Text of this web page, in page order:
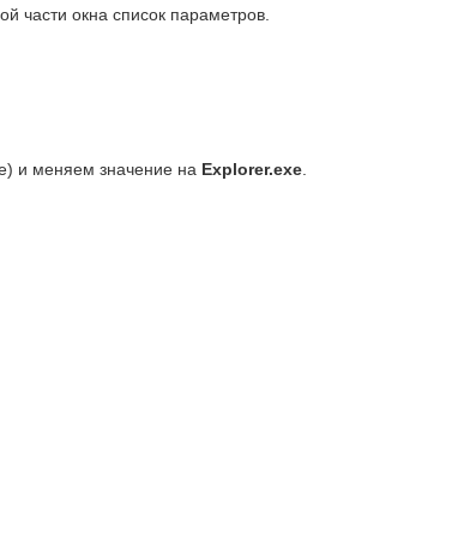
части окна список параметров.
и меняем значение на Explorer.exe